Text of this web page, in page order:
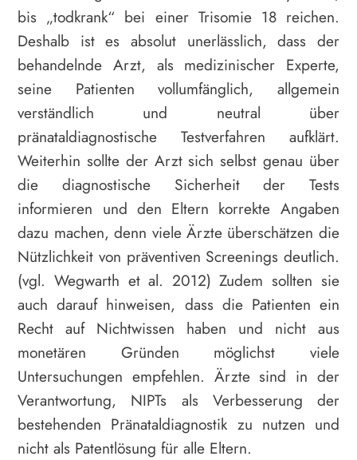
bis „todkrank“ bei einer Trisomie 18 reichen.
Deshalb ist es absolut unerlässlich, dass der
behandelnde Arzt, als medizinischer Experte,
seine Patienten vollumfänglich, allgemein
verständlich und neutral über
pränataldiagnostische Testverfahren aufklärt.
Weiterhin sollte der Arzt sich selbst genau über
die diagnostische Sicherheit der Tests
informieren und den Eltern korrekte Angaben
dazu machen, denn viele Ärzte überschätzen die
Nützlichkeit von präventiven Screenings deutlich.
(vgl. Wegwarth et al. 2012) Zudem sollten sie
auch darauf hinweisen, dass die Patienten ein
Recht auf Nichtwissen haben und nicht aus
monetären Gründen möglichst viele
Untersuchungen empfehlen. Ärzte sind in der
Verantwortung, NIPTs als Verbesserung der
bestehenden Pränataldiagnostik zu nutzen und
nicht als Patentlösung für alle Eltern.